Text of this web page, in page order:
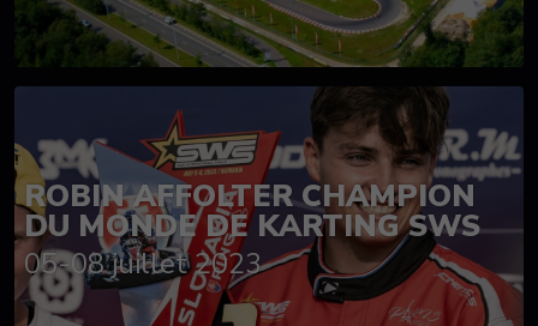
ROBIN AFFOLTER CHAMPION
DU MONDE DE KARTING SWS
05-08 juillet 2023